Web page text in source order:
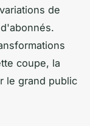
de
coupe, la
le grand public